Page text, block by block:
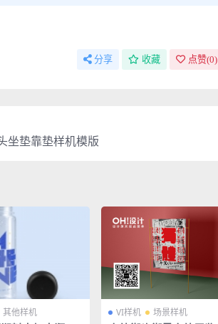
分享 收藏 点赞(0)
坐垫靠垫样机模版
其他样机 VI样机 场景样机